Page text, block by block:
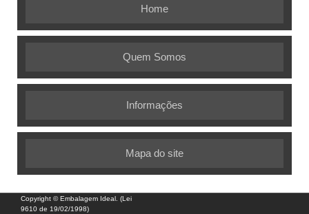
Home
Quem Somos
Informações
Mapa do site
Copyright © Embalagem Ideal. (Lei
9610 de 19/02/1998)